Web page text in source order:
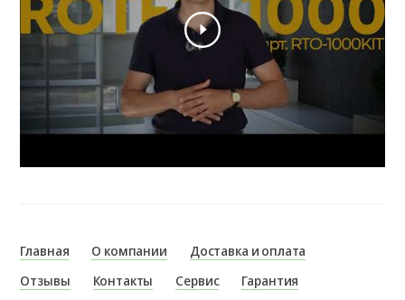
Главная О компании
Доставка и оплата
Отзывы
Контакты Сервис
Гарантия